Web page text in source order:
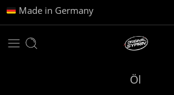
Made in Germany
Öl